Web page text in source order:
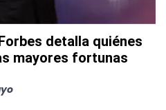
detalla quiénes
mayores fortunas